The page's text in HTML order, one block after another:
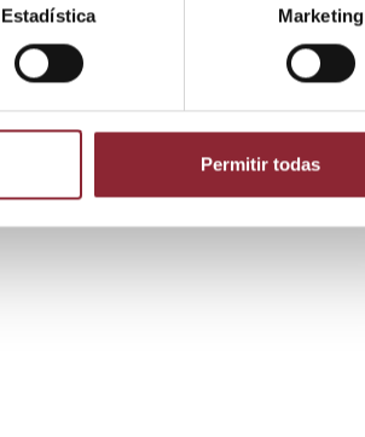
Estadística Marketing
Permitir todas